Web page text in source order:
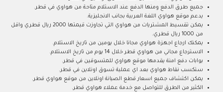
جميع طرق الدفع ومنها الدفع عند الاستلام متاحة من هواوي في قطر.
يدعم موقع هواوي اللغة العربية بجانب الانجليزية.
يمكن تقسيط المشتريات من هواوي التي تجاوزت قيمتها 2000 ريال قطري واقل
من 1000 ريال قطري.
يمكنك ارجاع اجهزة هواوي مجانا خلال يومين من تاريخ الاستلام.
الاسترجاع مجاني من هواوي قطر خلال 14 يوم من تاريخ الاستلام.
بوابات دفع امنة يقدمها موقع هواوي للمتسوقين في قطر.
ستكسب نقاط هواوي بعد اي عملية تسوق اونلاين في قطر.
يمكن اكتشاف جميع اسعار قطع الصيانة اونلاين من موقع هواوي قطر.
الكثير من الطرق للتواصل مع خدمة عملاء هواوي قطر.